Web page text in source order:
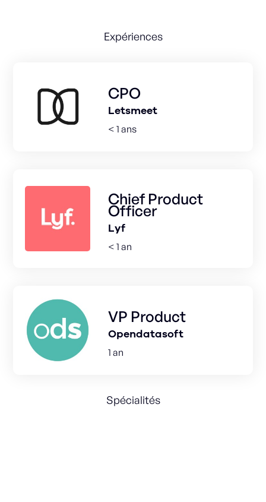
Expériences
CPO
Letsmeet
< 1 ans
Chief Product
Officer
Lyf
< 1 an
VP Product
Opendatasoft
1 an
Spécialités